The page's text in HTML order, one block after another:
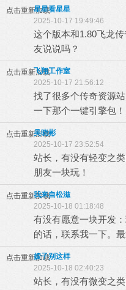
点击重新加载星星看星星
2025-10-17 19:49:46
这个版本和1.80飞龙
友说说吗？
点击重新加载飞翔工作室
2025-10-17 21:56:12
找了很多个传奇资源
一下那个一键引擎包！
点击重新加载
吴晓彬
2025-10-17 23:52:54
站长，有没有轻变之
朋友一块玩！
点击重新加载我来自松滋
2025-10-18 01:18:48
有没有愿意一块开发
的话，联系我一下。
点击重新加载嫂子别这样
2025-10-18 02:40:23
站长，有没有微变之